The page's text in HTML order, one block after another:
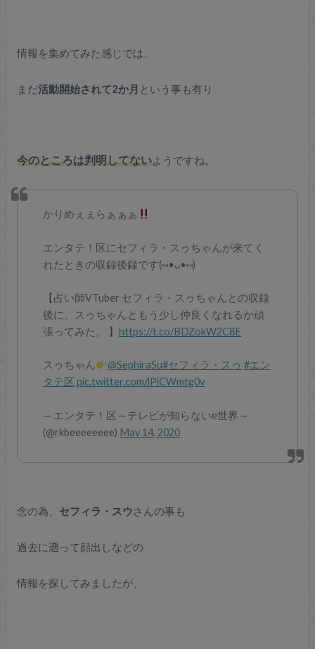
情報を集めてみた感じでは、
まだ活動開始されて2か月 という事も有り
今のところは判明してないようですね。
かりめぇぇらぁぁぁ
エンタテ！区にセフィラ・スゥちゃんが来てく
れたときの収録後録です(⑅•ᴗ•⑅)
【占い師VTuber セフィラ・スゥちゃんとの収録
後に、スゥちゃんともう少し仲良くなれるか頑
張ってみた。 】https://t.co/BDZokW2C8E
スゥちゃん @SephiraSu#セフィラ・スゥ #エン
タテ区 pic.twitter.com/lPiCWmtg0v
— エンタテ！区～テレビが知らないe世界～
(@rkbeeeeeeee) May 14, 2020
念の為、 セフィラ・スウさんの事も
過去に遡って顔出しなどの
情報を探してみましたが、